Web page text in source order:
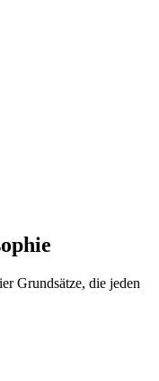
Grundsätze, die jeden